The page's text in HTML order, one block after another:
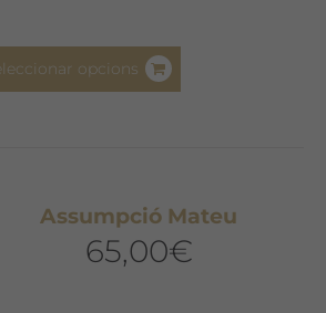
opcions
opcions
Assumpció Mateu
65,00€